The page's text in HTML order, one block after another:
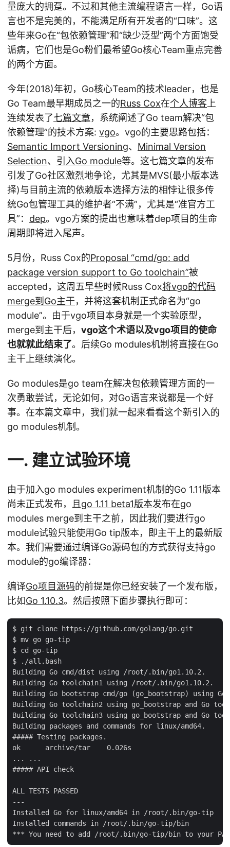
量庞大的拥趸。不过和其他主流编程语言一样，Go语
言也不是完美的，不能满足所有开发者的“口味”。这
些年来Go在“包依赖管理”和“缺少泛型”两个方面饱受
诟病，它们也是Go粉们最希望Go核心Team重点完善
的两个方面。
今年(2018)年初，Go核心Team的技术leader，也是
Go Team最早期成员之一的Russ Cox在个人博客 上
连续发表了七篇文章，系统阐述了Go team解决“包
依赖管理”的技术方案: vgo。vgo的主要思路包括：
Semantic Import Versioning、 Minimal Version
Selection、 引入Go module等。这七篇文章的发布
引发了Go社区激烈地争论，尤其是MVS(最小版本选
择)与目前主流的依赖版本选择方法的相悖让很多传
统Go包管理工具的维护者“不满”，尤其是“准官方工
具”： dep。vgo方案的提出也意味着dep项目的生命
周期即将进入尾声。
5月份，Russ Cox的Proposal “cmd/go: add
package version support to Go toolchain”被
accepted，这周五早些时候Russ Cox将vgo的代码
merge到Go主干，并将这套机制正式命名为“go
module”。由于vgo项目本身就是一个实验原型，
merge到主干后， vgo这个术语以及vgo项目的使命
也就就此结束了。后续Go modules机制将直接在Go
主干上继续演化。
Go modules是go team在解决包依赖管理方面的一
次勇敢尝试，无论如何，对Go语言来说都是一个好
事。在本篇文章中，我们就一起来看看这个新引入的
go modules机制。
一. 建立试验环境
由于加入go modules experiment机制的Go 1.11版本
尚未正式发布，且go 1.11 beta1版本发布在go
modules merge到主干之前，因此我们要进行go
module试验只能使用Go tip版本，即主干上的最新版
本。我们需要通过编译Go源码包的方式获得支持go
module的go编译器：
编译Go项目源码的前提是你已经安装了一个发布版，
比如Go 1.10.3。然后按照下面步骤执行即可：
$ git clone https://github.com/golang/go.git
$ mv go go-tip
$ cd go-tip
$ ./all.bash
Building Go cmd/dist using /root/.bin/go1.10.2.
Building Go toolchain1 using /root/.bin/go1.10.2.
Building Go bootstrap cmd/go (go_bootstrap) using
Building Go toolchain2 using go_bootstrap and Go
Building Go toolchain3 using go_bootstrap and Go
Building packages and commands for linux/amd64.
##### Testing packages.
ok      archive/tar    0.026s
... ...
##### API check
ALL TESTS PASSED
---
Installed Go for linux/amd64 in /root/.bin/go-tip
Installed commands in /root/.bin/go-tip/bin